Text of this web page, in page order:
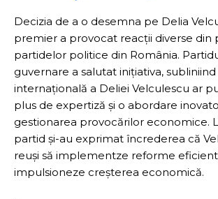
Decizia de a o desemna pe Delia
premier a provocat reacții diverse din
partidelor politice din România.
guvernare a salutat inițiativa,
internațională a Deliei Velculescu ar
plus de expertiză și o abordare
gestionarea provocărilor economice.
partid și-au exprimat încrederea că
reuși să implementze reforme
impulsioneze creșterea economică.